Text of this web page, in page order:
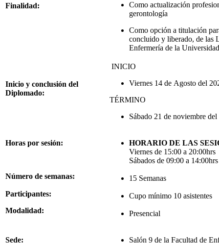
Finalidad:
Como actualización
gerontología
Como opción a titulación
concluido y liberado, de las
Enfermería de la
Inicio y conclusión del
Diplomado:
INICIO
Viernes 14 de Agosto del
TÉRMINO
Sábado 21 de noviembre
Horas por sesión:
Número de semanas:
Participantes:
Modalidad:
HORARIO DE LAS
Viernes de 15:00 a 20:00hrs
Sábados de 09:00 a 14:00hrs
15 Semanas
Cupo mínimo 10 asistentes
Presencial
Sede: Salón 9 de la Facultad de